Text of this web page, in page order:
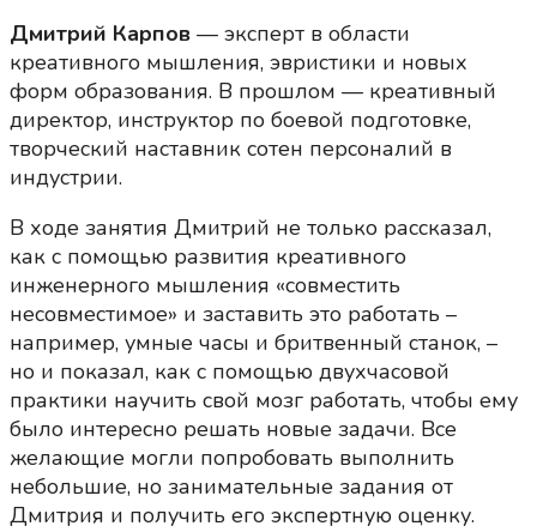
Дмитрий Карпов — эксперт в области
креативного мышления, эвристики и новых
форм образования. В прошлом — креативный
директор, инструктор по боевой подготовке,
творческий наставник сотен персоналий в
индустрии.
В ходе занятия Дмитрий не только рассказал,
как с помощью развития креативного
инженерного мышления «совместить
несовместимое» и заставить это работать –
например, умные часы и бритвенный станок, –
но и показал, как с помощью двухчасовой
практики научить свой мозг работать, чтобы ему
было интересно решать новые задачи. Все
желающие могли попробовать выполнить
небольшие, но занимательные задания от
Дмитрия и получить его экспертную оценку.